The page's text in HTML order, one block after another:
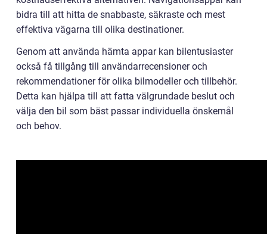
bidra till att hitta de snabbaste, säkraste och mest
effektiva vägarna till olika destinationer.
Genom att använda hämta appar kan bilentusiaster
också få tillgång till användarrecensioner och
rekommendationer för olika bilmodeller och tillbehör.
Detta kan hjälpa till att fatta välgrundade beslut och
välja den bil som bäst passar individuella önskemål
och behov.